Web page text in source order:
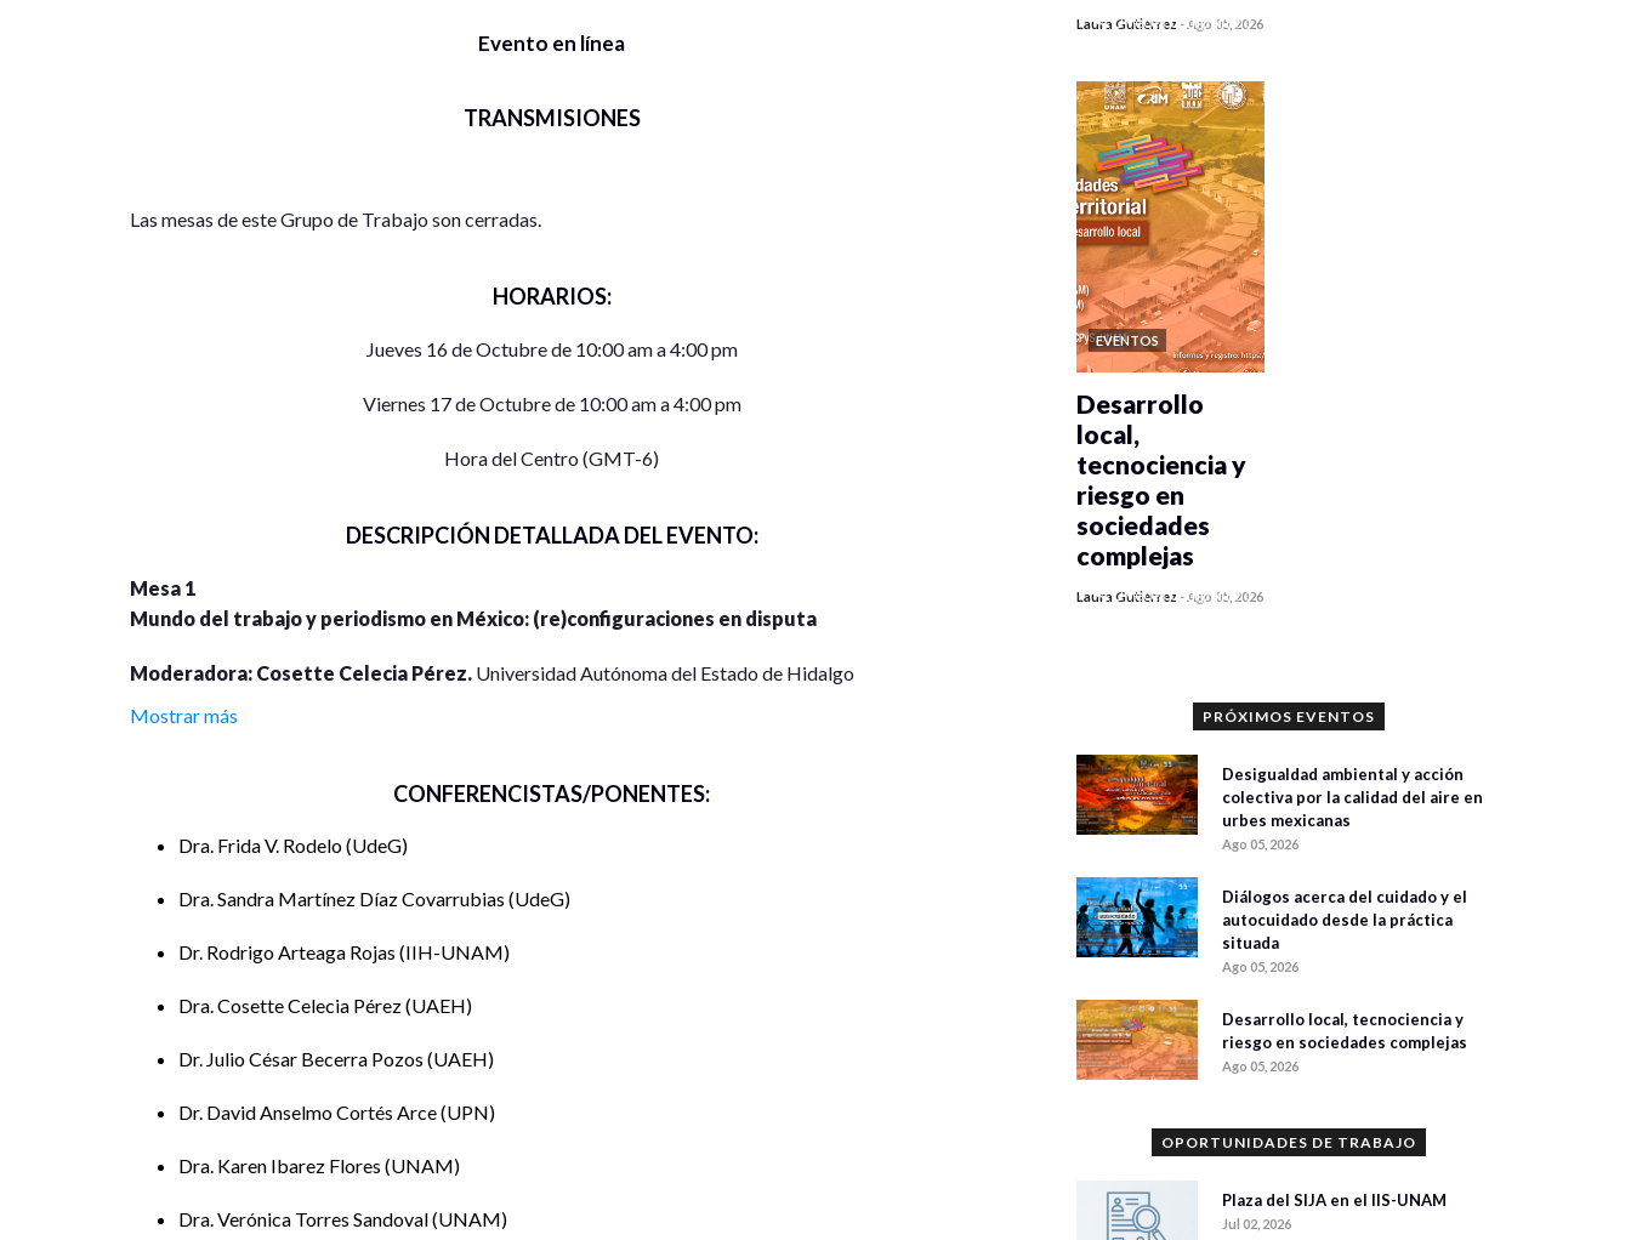
Evento en línea
TRANSMISIONES
Las mesas de este Grupo de Trabajo son cerradas.
HORARIOS:
Jueves 16 de Octubre de 10:00 am a 4:00 pm
Viernes 17 de Octubre de 10:00 am a 4:00 pm
Hora del Centro (GMT-6)
DESCRIPCIÓN DETALLADA DEL EVENTO:
Mesa 1
Mundo del trabajo y periodismo en México: (re)configuraciones en disputa
Moderadora: Cosette Celecia Pérez. Universidad Autónoma del Estado de Hidalgo
Autoras: Frida V. Rodelo. Universidad de Guadalajara.
Sandra Martínez Díaz Covarrubias. Universidad de Guadalajara.
malestar en la profesionalización de los periodistas del Grupo Reforma
Autor: Rodrigo Arteaga Rojas. Instituto de Investigaciones Históricas. Universidad Nacional
rodrigo.arteagarojas@gmail.com)
Periodismo informal en México. Límites y posibilidades desde los márgenes
cosette_celecia@uaeh.edu.mx)
Mostrar más
CONFERENCISTAS/PONENTES:
Dra. Frida V. Rodelo UdeG
Dra. Sandra Martínez Díaz Covarrubias UdeG
Dr. Rodrigo Arteaga Rojas IIH-UNAM
Dra. Cosette Celecia Pérez UAEH
Dr. Julio César Becerra Pozos UAEH
Dr. David Anselmo Cortés Arce UPN
Dra. Karen Ibarez Flores UNAM
Dra. Verónica Torres Sandoval UNAM
0 veces compartido
Laura Gutiérrez -Ago 05, 2026
EVENTOS
0 veces compartido
Desarrollo
local,
tecnociencia y
riesgo en
sociedades
complejas
Laura Gutiérrez -Ago 05, 2026
PRÓXIMOS EVENTOS
Desigualdad ambiental y acción
colectiva por la calidad del aire en
urbes mexicanas
Ago 05, 2026
Diálogos acerca del cuidado y el
autocuidado desde la práctica
situada
Ago 05, 2026
Desarrollo local, tecnociencia y
riesgo en sociedades complejas
Ago 05, 2026
OPORTUNIDADES DE TRABAJO
Plaza del SIJA en el IIS-UNAM
Jul 02, 2026